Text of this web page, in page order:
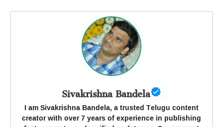
Sivakrishna Bandela
I am Sivakrishna Bandela, a trusted Telugu content
creator with over 7 years of experience in publishing